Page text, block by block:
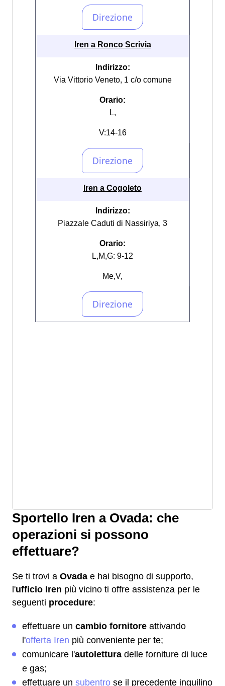
Iren a Ronco Scrivia
Indirizzo:
Via Vittorio Veneto, 1 c/o comune
Orario:
L,
V:14-16
Iren a Cogoleto
Indirizzo:
Piazzale Caduti di Nassiriya, 3
Orario:
L,M,G: 9-12
Me,V,
Sportello Iren a Ovada: che
operazioni si possono
effettuare?
Se ti trovi a Ovada e hai bisogno di supporto,
l'ufficio Iren più vicino ti offre assistenza per le
seguenti procedure:
effettuare un cambio fornitore attivando
l'offerta Iren più conveniente per te;
comunicare l'autolettura delle forniture di luce
e gas;
effettuare un subentro se il precedente inquilino